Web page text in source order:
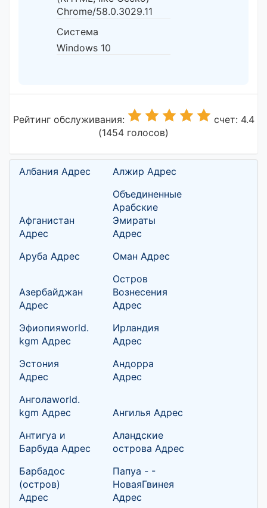
Chrome/58.0.3029.11
Система
Windows 10
Рейтинг обслуживания:
счет: 4.4
(1454 голосов)
Албания Адрес Алжир Адрес
Афганистан
Адрес
Объединенные
Арабские
Эмираты
Адрес
Аруба Адрес
Оман Адрес
Азербайджан
Адрес
Остров
Вознесения
Адрес
Эфиопияworld.
kgm Адрес
Ирландия
Адрес
Эстония
Адрес
Андорра
Адрес
Анголаworld.
kgm Адрес
Ангилья Адрес
Антигуа и
Барбуда Адрес
Аландские
острова Адрес
Барбадос
(остров)
Адрес
Папуа - -
НоваяГвинея
Адрес